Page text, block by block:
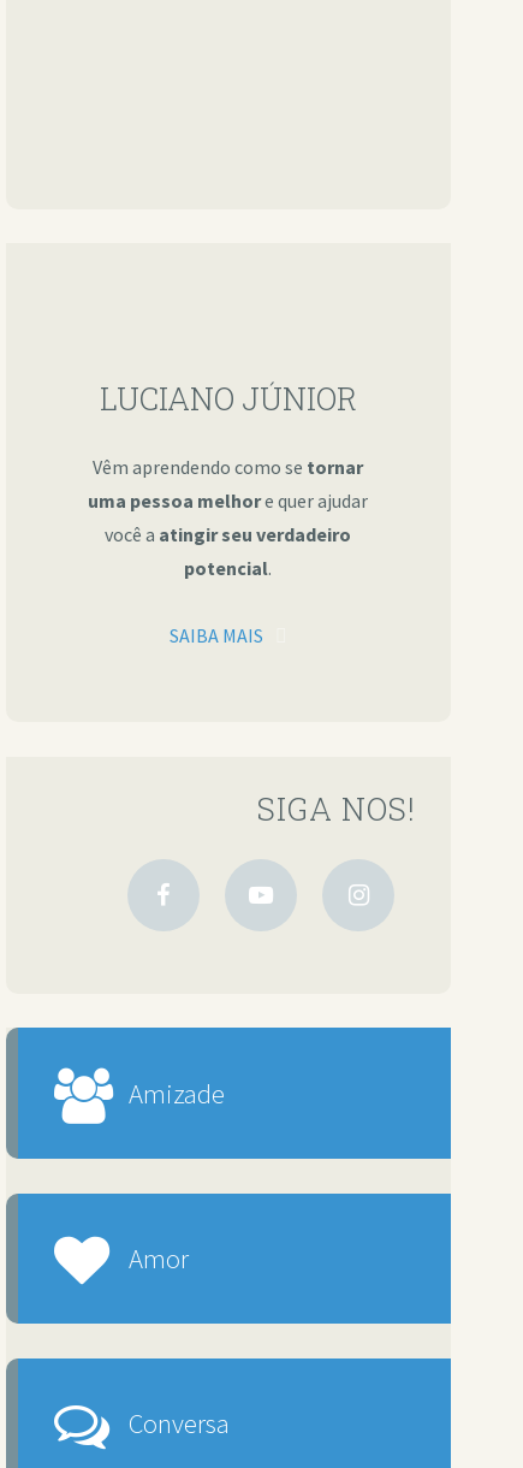
LUCIANO JÚNIOR
Vêm aprendendo como se tornar
uma pessoa melhore quer ajudar
você a atingir seu verdadeiro
potencial.
SAIBA MAIS
SIGA NOS!
Amizade
Amor
Conversa